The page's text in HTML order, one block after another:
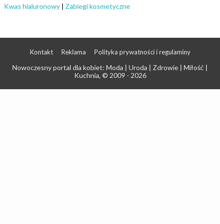
Kwas hialuronowy
Zabiegi kosmetyczne
Kontakt Reklama Polityka prywatności i regulaminy
Nowoczesny portal dla kobiet: Moda | Uroda | Zdrowie | Miłość |
Kuchnia, © 2009 - 2026